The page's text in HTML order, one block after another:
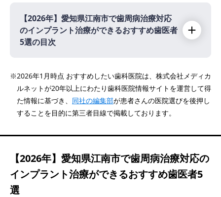
【2026年】 愛知県江南市で歯周病治療対応
のインプラント治療ができるおすすめ歯医者
5選の目次
医療法人健誠会 ケンデンタルクリニック江南
医療法人正明会 岩井歯科
ク
高田歯科医院
ミント歯科 歯周病・CTインプラントオフィ
ス
※2026年1月時点 おすすめしたい歯科医院は、株式会社メディカ
ルネットが20年以上にわたり歯科医院情報サイトを運営して得
た情報に基づき、 同社の編集部が患者さんの医院選びを後押し
することを目的に第三者目線で掲載しております。
【2026年】 愛知県江南市で歯周病治療対応の
インプラント治療ができるおすすめ歯医者5
選